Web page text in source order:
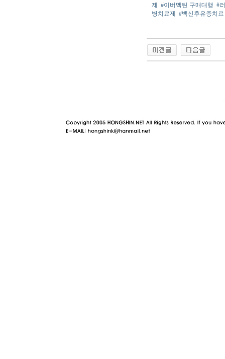
제
#이버멕틴 구매대행 #
병치료제
#백신후유증치료